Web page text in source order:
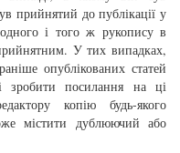
прийнятий до публікації у
і того ж рукопису в
У тих випадках,
опублікованих статей
зробити посилання на ці
копію будь-якого
містити дублюючий або